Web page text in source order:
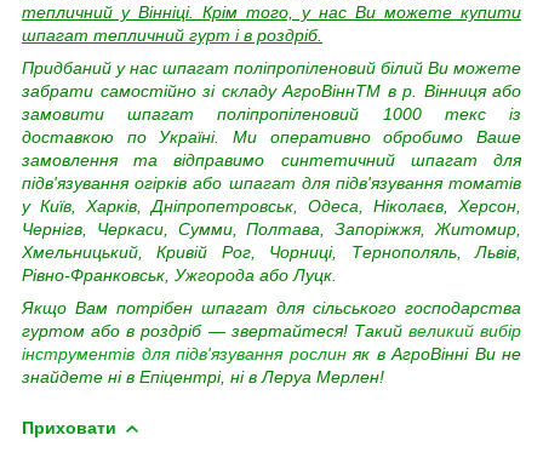
тепличний у Вінніці. Крім того, у нас Ви можете купити
шпагат тепличний гурт і в роздріб.
Придбаний у нас шпагат поліпропіленовий білий Ви можете
забрати самостійно зі складу АгроВіннTM в р. Вінниця або
замовити шпагат поліпропіленовий 1000 текс із
доставкою по Україні. Ми оперативно обробимо Ваше
замовлення та відправимо синтетичний шпагат для
підв'язування огірків або шпагат для підв'язування томатів
у Київ, Харків, Дніпропетровськ, Одеса, Ніколаєв, Херсон,
Чернігв, Черкаси, Сумми, Полтава, Запоріжжя, Житомир,
Хмельницький, Кривій Рог, Чорниці, Тернополяль, Львів,
Рівно-Франковськ, Ужгорода або Луцк.
Якщо Вам потрібен шпагат для сільського господарства
гуртом або в роздріб — звертайтеся! Такий великий вибір
інструментів для підв'язування рослин як в АгроВінні Ви не
знайдете ні в Епіцентрі, ні в Леруа Мерлен!
Приховати